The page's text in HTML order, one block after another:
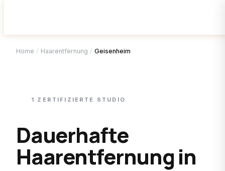
Home / Haarentfernung / Geisenheim
1 ZERTIFIZIERTE STUDIO
Dauerhafte
Haarentfernung in